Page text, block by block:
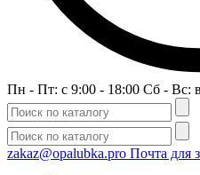
Пн - Пт: c 9:00 - 18:00 Сб - Вс:
zakaz@opalubka.pro Почта для